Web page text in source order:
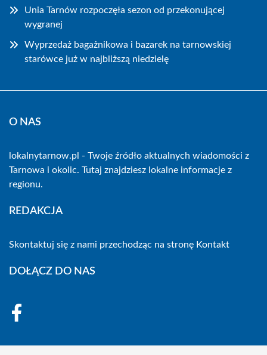
Unia Tarnów rozpoczęła sezon od przekonującej
wygranej
Wyprzedaż bagażnikowa i bazarek na tarnowskiej
starówce już w najbliższą niedzielę
O NAS
lokalnytarnow.pl - Twoje źródło aktualnych wiadomości z
Tarnowa i okolic. Tutaj znajdziesz lokalne informacje z
regionu.
REDAKCJA
Skontaktuj się z nami przechodząc na stronę Kontakt
DOŁĄCZ DO NAS